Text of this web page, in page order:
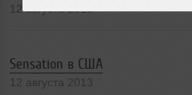
12 августа 2013
Sensation в США
12 августа 2013